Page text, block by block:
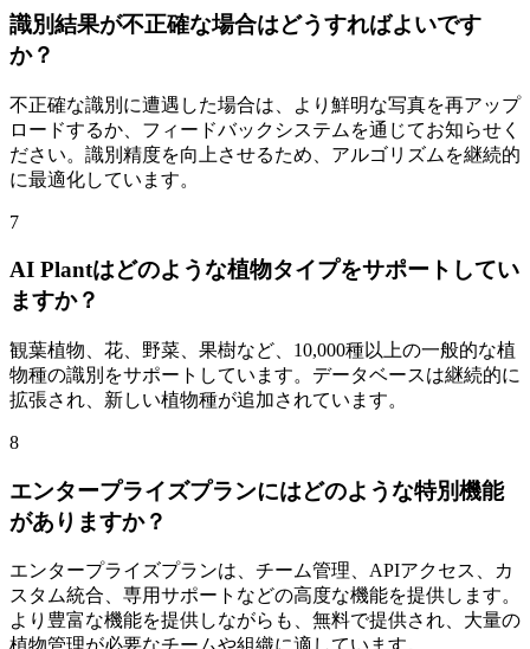
識別結果が不正確な場合はどうすればよいです
か？
不正確な識別に遭遇した場合は、より鮮明な写真を再アップ
ロードするか、フィードバックシステムを通じてお知らせく
ださい。識別精度を向上させるため、アルゴリズムを継続的
に最適化しています。
7
AI Plantはどのような植物タイプをサポートしてい
ますか？
観葉植物、花、野菜、果樹など、10,000種以上の一般的な植
物種の識別をサポートしています。データベースは継続的に
拡張され、新しい植物種が追加されています。
8
エンタープライズプランにはどのような特別機能
がありますか？
エンタープライズプランは、チーム管理、APIアクセス、カ
スタム統合、専用サポートなどの高度な機能を提供します。
より豊富な機能を提供しながらも、無料で提供され、大量の